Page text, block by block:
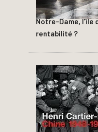
Notre-Dame, l’île
rentabilité ?